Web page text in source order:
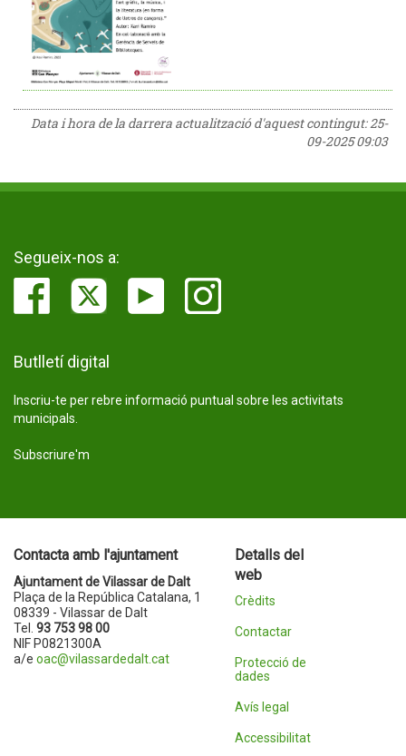
Data i hora de la darrera actualització d'aquest contingut:25-
09-2025 09:03
Segueix-nos a:
Butlletí digital
Inscriu-te per rebre informació puntual sobre les activitats
municipals.
Subscriure'm
Contacta amb l'ajuntament
Ajuntament de Vilassar de Dalt
Plaça de la República Catalana, 1
08339 - Vilassar de Dalt
Tel. 93 753 98 00
NIF P0821300A
a/e oac@vilassardedalt.cat
Detalls del
web
Crèdits
Contactar
Protecció de
dades
Avís legal
Accessibilitat